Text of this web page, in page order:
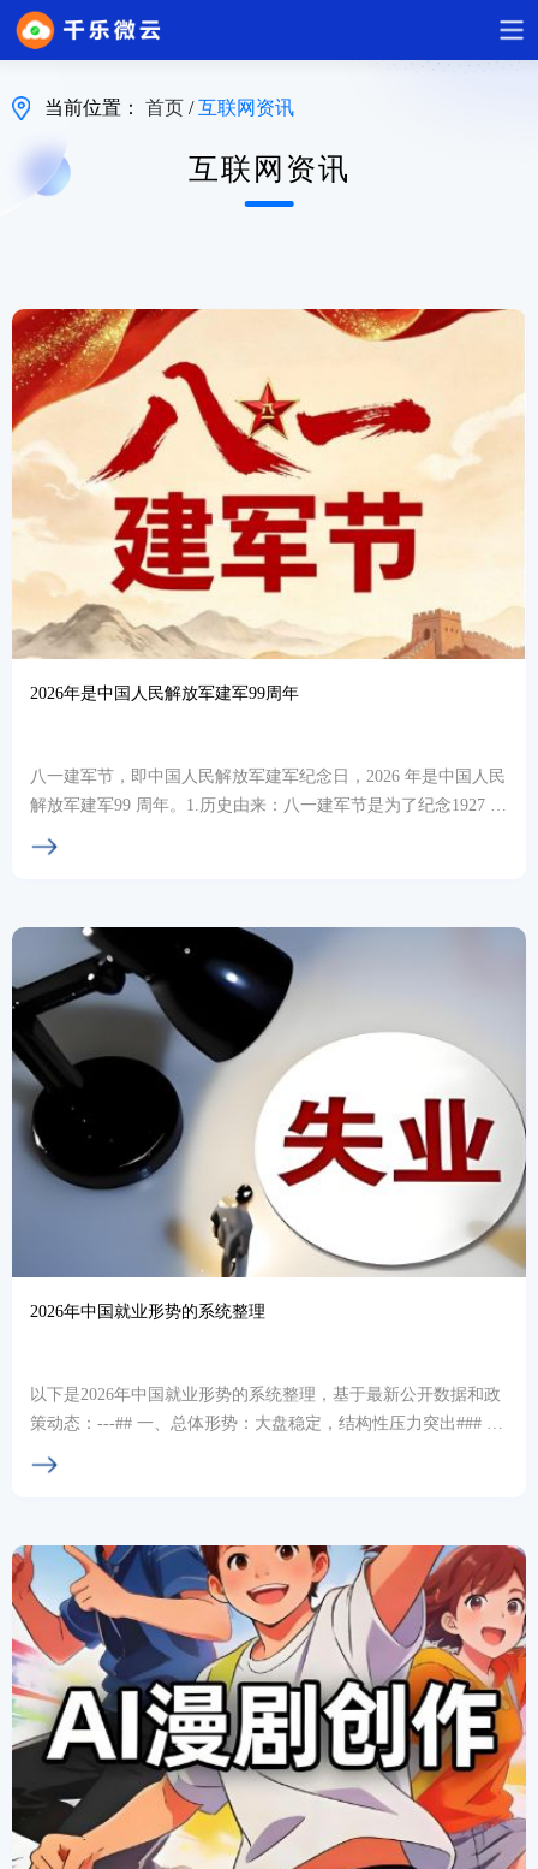
当前位置： 首页 /互联网资讯
互联网资讯
2026年是中国人民解放军建军‌99周年
八一建军节，即中国人民解放军建军纪念日，2026 年是中国人民
解放军建军99 周年。1.历史由来：八一建军节是为了纪念1927 年
8 月 1 日发生的南昌起义...
2026年中国就业形势的系统整理
以下是2026年中国就业形势的系统整理，基于最新公开数据和政
策动态：---## 一、总体形势：大盘稳定，结构性压力突出### 核
心数据-全国城镇调查失业率：20...